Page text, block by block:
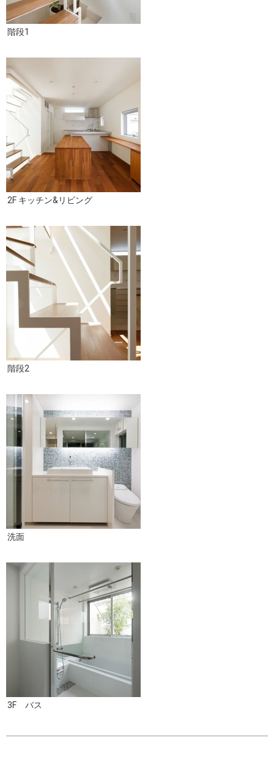
階段1
2F キッチン&リビング
階段2
洗面
3F バス